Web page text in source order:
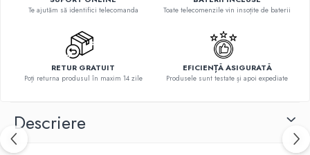
Telecomenzi Westwood
Te ajutăm să identifici telecomanda Toate telecomenzile vin insoțite de baterii
RETUR GRATUIT
Poți returna produsul în maxim 14 zile
EFICIENȚĂ ASIGURATĂ
Produsele sunt testate și apoi expediate
Descriere